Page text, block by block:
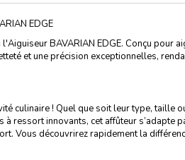
EDGE
BAVARIAN EDGE. Conçu pour
et une précision exceptionnelles,
culinaire ! Quel que soit leur type, taille
ressort innovants, cet affûteur s’adapte
Vous découvrirez rapidement la